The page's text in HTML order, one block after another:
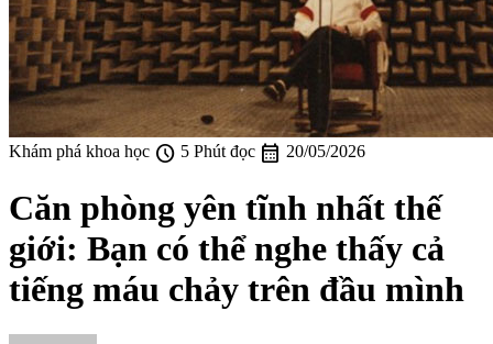
Khám phá khoa học schedule 5 Phút đọc calendar_month 20/05/2026
Căn phòng yên tĩnh nhất thế
giới: Bạn có thể nghe thấy cả
tiếng máu chảy trên đầu mình